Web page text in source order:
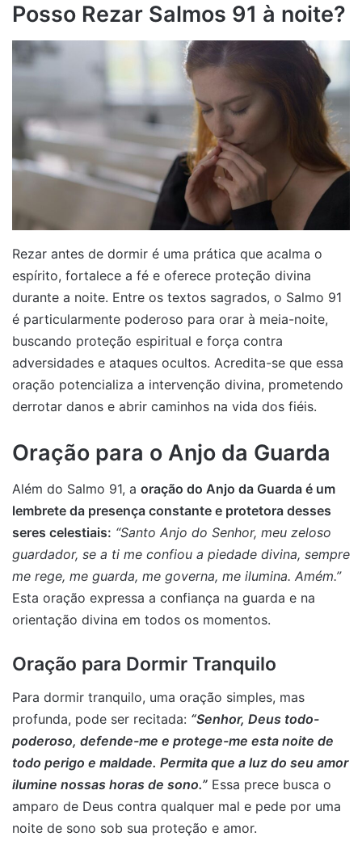
Posso Rezar Salmos 91 à noite?
Rezar antes de dormir é uma prática que acalma o
espírito, fortalece a fé e oferece proteção divina
durante a noite. Entre os textos sagrados, o Salmo 91
é particularmente poderoso para orar à meia-noite,
buscando proteção espiritual e força contra
adversidades e ataques ocultos. Acredita-se que essa
oração potencializa a intervenção divina, prometendo
derrotar danos e abrir caminhos na vida dos fiéis.
Oração para o Anjo da Guarda
Além do Salmo 91, a oração do Anjo da Guarda é um
lembrete da presença constante e protetora desses
seres celestiais: “Santo Anjo do Senhor, meu zeloso
guardador, se a ti me confiou a piedade divina, sempre
me rege, me guarda, me governa, me ilumina. Amém.”
Esta oração expressa a confiança na guarda e na
orientação divina em todos os momentos.
Oração para Dormir Tranquilo
Para dormir tranquilo, uma oração simples, mas
profunda, pode ser recitada: “Senhor, Deus todo-
poderoso, defende-me e protege-me esta noite de
todo perigo e maldade. Permita que a luz do seu amor
ilumine nossas horas de sono.” Essa prece busca o
amparo de Deus contra qualquer mal e pede por uma
noite de sono sob sua proteção e amor.